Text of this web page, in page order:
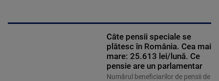
Câte pensii speciale se
plătesc în România. Cea mai
mare: 25.613 lei/lună. Ce
pensie are un parlamentar
Numărul beneficiarilor de pensii de